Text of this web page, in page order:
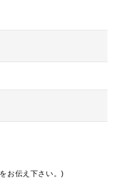
お伝え下さい。)